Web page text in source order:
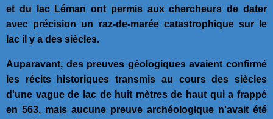
et du lac Léman ont permis aux chercheurs de dater
avec précision un raz-de-marée catastrophique sur le
lac il y a des siècles.
Auparavant, des preuves géologiques avaient confirmé
les récits historiques transmis au cours des siècles
d'une vague de lac de huit mètres de haut qui a frappé
en 563, mais aucune preuve archéologique n'avait été